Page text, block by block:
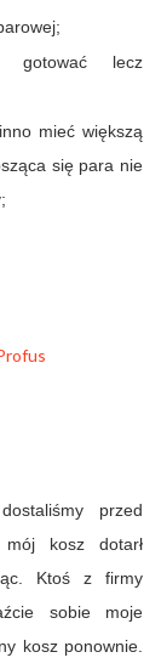
lecz
mieć większą
się para nie
przed
mój kosz dotarł
Ktoś z firmy
sobie moje
kosz ponownie.